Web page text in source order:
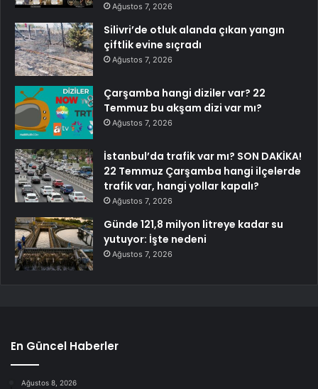
Ağustos 7, 2026
Silivri’de otluk alanda çıkan yangın
çiftlik evine sıçradı
Ağustos 7, 2026
Çarşamba hangi diziler var? 22
Temmuz bu akşam dizi var mı?
Ağustos 7, 2026
İstanbul’da trafik var mı? SON DAKİKA!
22 Temmuz Çarşamba hangi ilçelerde
trafik var, hangi yollar kapalı?
Ağustos 7, 2026
Günde 121,8 milyon litreye kadar su
yutuyor: İşte nedeni
Ağustos 7, 2026
En Güncel Haberler
Ağustos 8, 2026